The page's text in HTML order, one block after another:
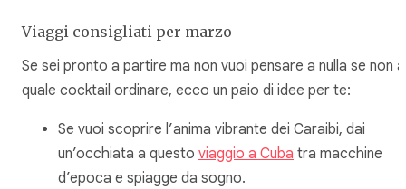
Viaggi consigliati per marzo
Se sei pronto a partire ma non vuoi pensare a nulla se non a
quale cocktail ordinare, ecco un paio di idee per te:
Se vuoi scoprire l’anima vibrante dei Caraibi, dai
un’occhiata a questo viaggio a Cuba tra macchine
d’epoca e spiagge da sogno.